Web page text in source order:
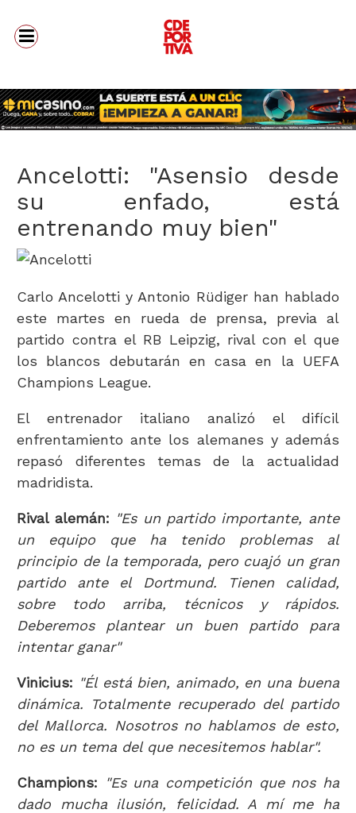
Ancelotti: "Asensio desde
su enfado, está
entrenando muy bien"
Carlo Ancelotti y Antonio Rüdiger han hablado
este martes en rueda de prensa, previa al
partido contra el RB Leipzig, rival con el que
los blancos debutarán en casa en la UEFA
Champions League.
El entrenador italiano analizó el difícil
enfrentamiento ante los alemanes y además
repasó diferentes temas de la actualidad
madridista.
Rival alemán: "Es un partido importante, ante
un equipo que ha tenido problemas al
principio de la temporada, pero cuajó un gran
partido ante el Dortmund. Tienen calidad,
sobre todo arriba, técnicos y rápidos.
Deberemos plantear un buen partido para
intentar ganar"
Vinicius: "Él está bien, animado, en una buena
dinámica. Totalmente recuperado del partido
del Mallorca. Nosotros no hablamos de esto,
no es un tema del que necesitemos hablar".
Champions:
"Es una competición que nos ha
dado mucha ilusión, felicidad. A mí me ha